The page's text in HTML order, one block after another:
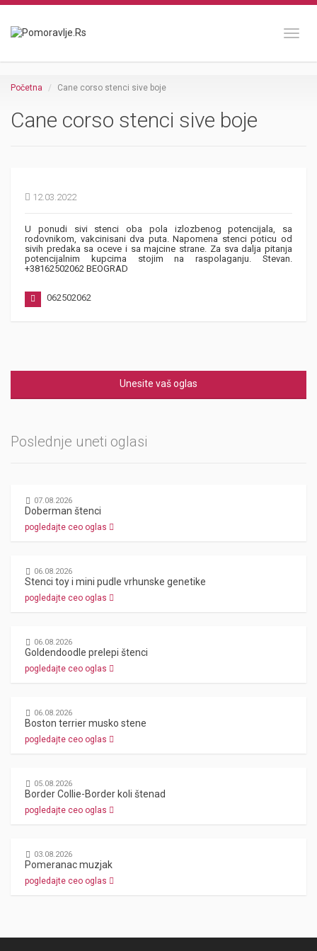
Početna Cane corso stenci sive boje
Cane corso stenci sive boje
12.03.2022
U ponudi sivi stenci oba pola izlozbenog potencijala, sa
rodovnikom, vakcinisani dva puta. Napomena stenci poticu od
sivih predaka sa oceve i sa majcine strane. Za sva dalja pitanja
potencijalnim kupcima stojim na raspolaganju. Stevan.
+38162502062 BEOGRAD
062502062
Unesite vaš oglas
Poslednje uneti oglasi
07.08.2026
Doberman štenci
pogledajte ceo oglas
06.08.2026
Stenci toy i mini pudle vrhunske genetike
pogledajte ceo oglas
06.08.2026
Goldendoodle prelepi štenci
pogledajte ceo oglas
06.08.2026
Boston terrier musko stene
pogledajte ceo oglas
05.08.2026
Border Collie-Border koli štenad
pogledajte ceo oglas
03.08.2026
Pomeranac muzjak
pogledajte ceo oglas